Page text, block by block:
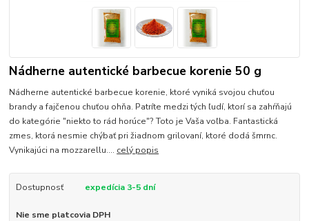
Nádherne autentické barbecue korenie 50 g
Nádherne autentické barbecue korenie, ktoré vyniká svojou chuťou
brandy a fajčenou chuťou ohňa. Patríte medzi tých ľudí, ktorí sa zahŕňajú
do kategórie "niekto to rád horúce"? Toto je Vaša voľba. Fantastická
zmes, ktorá nesmie chýbať pri žiadnom grilovaní, ktoré dodá šmrnc.
Vynikajúci na mozzarellu.... celý popis
Dostupnosť expedícia 3-5 dní
Nie sme platcovia DPH